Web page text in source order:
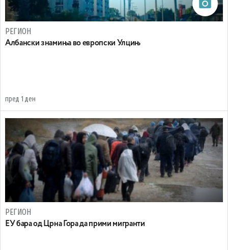
РЕГИОН
Aлбански знамиња во европски Улцињ
пред 1 ден
РЕГИОН
EУ бара од Црна Гора да прими мигранти